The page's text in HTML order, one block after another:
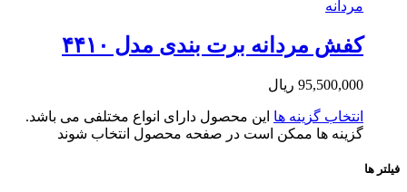
مردانه برت بندی مدل ۴۴۱۰
ریال
گزینه ها این محصول دارای انواع مختلفی می باشد.
ها ممکن است در صفحه محصول انتخاب شوند